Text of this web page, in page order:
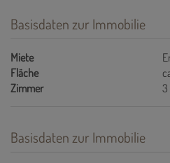
Basisdaten zur Immobilie
Miete
Fläche
Zimmer 3
Basisdaten zur Immobilie